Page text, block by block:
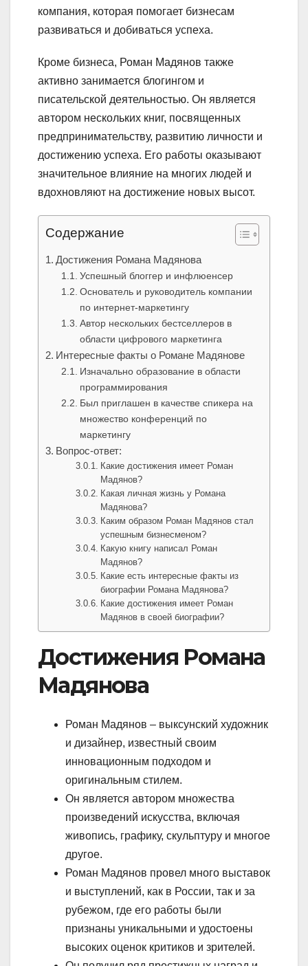
компания, которая помогает бизнесам
развиваться и добиваться успеха.
Кроме бизнеса, Роман Мадянов также
активно занимается блогингом и
писательской деятельностью. Он является
автором нескольких книг, посвященных
предпринимательству, развитию личности и
достижению успеха. Его работы оказывают
значительное влияние на многих людей и
вдохновляют на достижение новых высот.
Содержание
Достижения Романа Мадянова
Успешный блоггер и инфлюенсер
Основатель и руководитель компании
по интернет-маркетингу
Автор нескольких бестселлеров в
области цифрового маркетинга
Интересные факты о Романе Мадянове
Изначально образование в области
программирования
Был приглашен в качестве спикера на
множество конференций по
маркетингу
Вопрос-ответ:
Какие достижения имеет Роман
Мадянов?
Какая личная жизнь у Романа
Мадянова?
Каким образом Роман Мадянов стал
успешным бизнесменом?
Какую книгу написал Роман
Мадянов?
Какие есть интересные факты из
биографии Романа Мадянова?
Какие достижения имеет Роман
Мадянов в своей биографии?
Достижения Романа
Мадянова
Роман Мадянов – выксунский художник
и дизайнер, известный своим
инновационным подходом и
оригинальным стилем.
Он является автором множества
произведений искусства, включая
живопись, графику, скульптуру и многое
другое.
Роман Мадянов провел много выставок
и выступлений, как в России, так и за
рубежом, где его работы были
признаны уникальными и удостоены
высоких оценок критиков и зрителей.